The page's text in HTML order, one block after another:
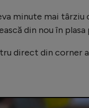
minute mai târziu
din nou în
direct din corner